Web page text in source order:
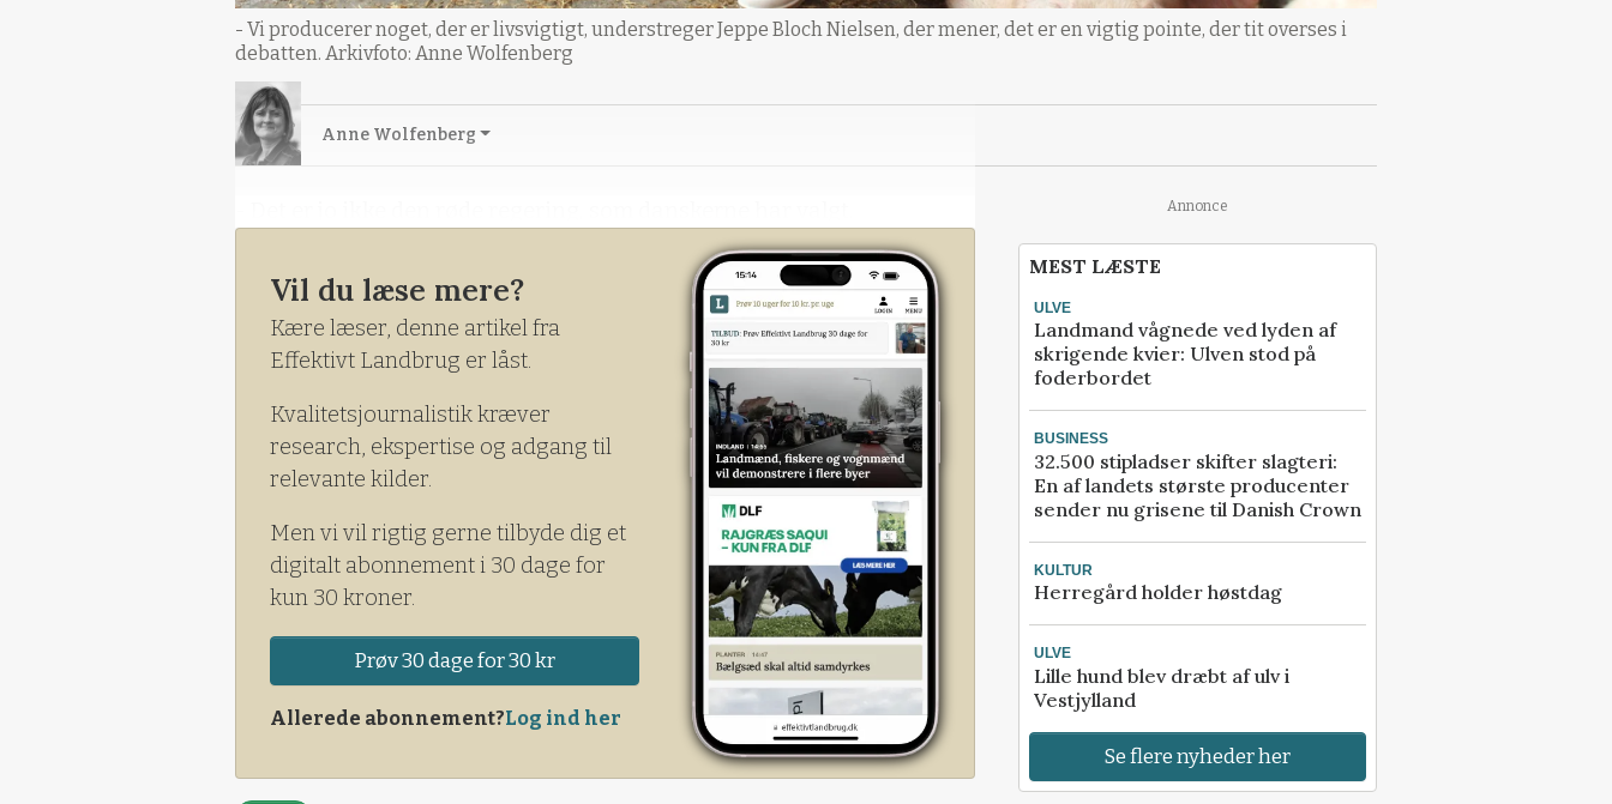
- Vi producerer noget, der er livsvigtigt, understreger Jeppe Bloch Nielsen, der mener, det er en vigtig pointe, der tit overses i
debatten. Arkivfoto: Anne Wolfenberg
Anne Wolfenberg
Vil du læse mere?
Kære læser, denne artikel fra
Effektivt Landbrug er låst.
Kvalitetsjournalistik kræver
research, ekspertise og adgang til
relevante kilder.
Men vi vil rigtig gerne tilbyde dig et
digitalt abonnement i 30 dage for
kun 30 kroner.
Prøv 30 dage for 30 kr
Allerede abonnement?Log ind her
Annonce
MEST LÆSTE
ULVE
Landmand vågnede ved lyden af
skrigende kvier: Ulven stod på
foderbordet
BUSINESS
32.500 stipladser skifter slagteri:
En af landets største producenter
sender nu grisene til Danish Crown
KULTUR
Herregård holder høstdag
ULVE
Lille hund blev dræbt af ulv i
Vestjylland
Se flere nyheder her